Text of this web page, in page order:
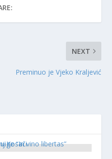
NEXT
Preminuo je Vjeko Kraljević